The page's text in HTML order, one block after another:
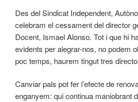
Des del Sindicat Independent,
celebram el cessament del director
Docent, Ismael Alonso. Tot i que hi
evidents per alegrar-nos, no podem
poc temps, haurem tingut tres
Canviar pals pot fer l’efecte de
enganyem: qui continua maniobrant